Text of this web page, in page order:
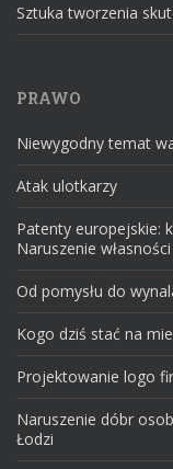
Sztuka tworzenia
PRAWO
Niewygodny temat
Atak ulotkarzy
Patenty europejskie:
Naruszenie
Od pomysłu do
Kogo dziś stać na
Projektowanie logo
Naruszenie dóbr
Łodzi